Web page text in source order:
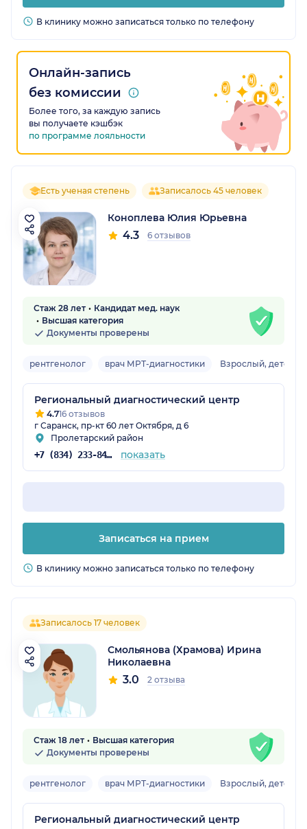
В клинику можно записаться только по телефону
Онлайн-запись
без комиссии
Более того, за каждую запись
вы получаете кэшбэк
по программе лояльности
Есть ученая степень Записалось 45 человек
Коноплева Юлия Юрьевна
4.3 6 отзывов
Стаж 28 лет
Кандидат мед. наук
Высшая категория
Документы проверены
рентгенолог врач МРТ-диагностики Взрослый, детский
Региональный диагностический центр
4.716 отзывов
г Саранск, пр-кт 60 лет Октября, д 6
Пролетарский район
+7 (834) 233-84-75 показать
Записаться на прием
В клинику можно записаться только по телефону
Записалось 17 человек
Смольянова (Храмова) Ирина
Николаевна
3.0 2 отзыва
Стаж 18 лет
Высшая категория
Документы проверены
рентгенолог врач МРТ-диагностики Взрослый, детский
Региональный диагностический центр